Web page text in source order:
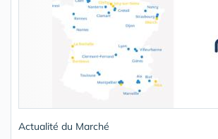
Actualité du Marché